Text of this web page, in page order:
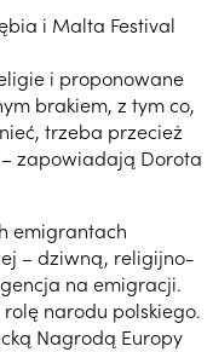
i Malta Festival
i proponowane
brakiem, z tym co,
trzeba przecież
– zapowiadają Dorota
emigrantach
– dziwną, religijno-
na emigracji.
narodu polskiego.
Nagrodą Europy